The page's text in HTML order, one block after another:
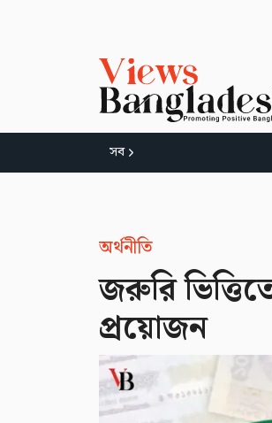
সব
অর্থনীতি
জরুরি
প্রয়োজন